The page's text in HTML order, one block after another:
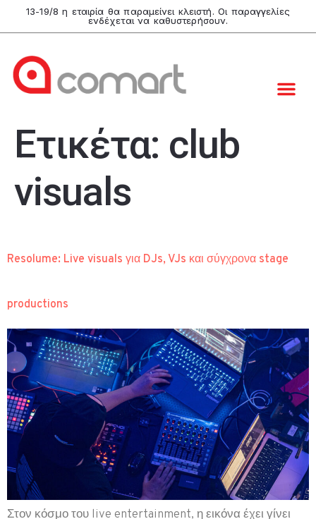
13-19/8 η εταιρία θα παραμείνει κλειστή. Οι παραγγελίες
ενδέχεται να καθυστερήσουν.
Ετικέτα: club
visuals
Resolume: Live visuals για DJs, VJs και σύγχρονα stage
productions
Στον κόσμο του live entertainment, η εικόνα έχει γίνει